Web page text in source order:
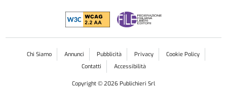
Chi Siamo Annunci Pubblicità Privacy
Cookie Policy
Contatti
Accessibilità
Copyright © 2026 Publichieri Srl